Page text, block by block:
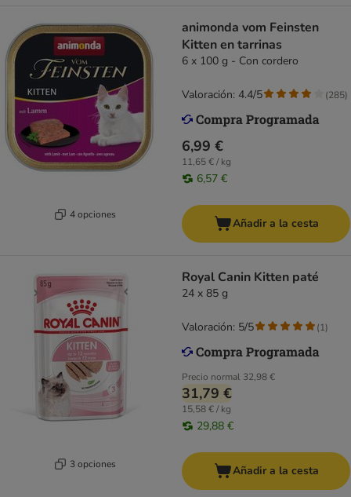
4 opciones
animonda vom Feinsten
Kitten en tarrinas
6 x 100 g - Con cordero
6,99 €
11,65 € / kg
6,57 €
Valoración: 4.4/5 (285)
Añadir a la cesta
3 opciones
Royal Canin Kitten paté
24 x 85 g
Precio normal 32,98 €
31,79 €
15,58 € / kg
29,88 €
Valoración: 5/5 (1)
Añadir a la cesta